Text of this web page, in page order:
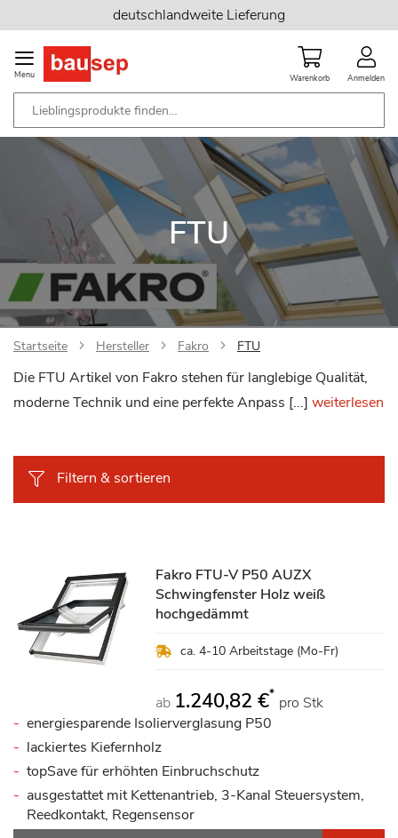
Inhalt
springen
deutschlandweite Lieferung
Menu Warenkorb Anmelden
FTU
Startseite Hersteller Fakro FTU
Die FTU Artikel von Fakro stehen für langlebige Qualität,
moderne Technik und eine perfekte Anpass [...] weiterlesen
Filtern & sortieren
Fakro FTU-V P50 AUZX
Schwingfenster Holz weiß
hochgedämmt
ca. 4-10 Arbeitstage (Mo-Fr)
ab 1.240,82 €* pro Stk
energiesparende Isolierverglasung P50
lackiertes Kiefernholz
topSave für erhöhten Einbruchschutz
ausgestattet mit Kettenantrieb, 3-Kanal Steuersystem,
Reedkontakt, Regensensor